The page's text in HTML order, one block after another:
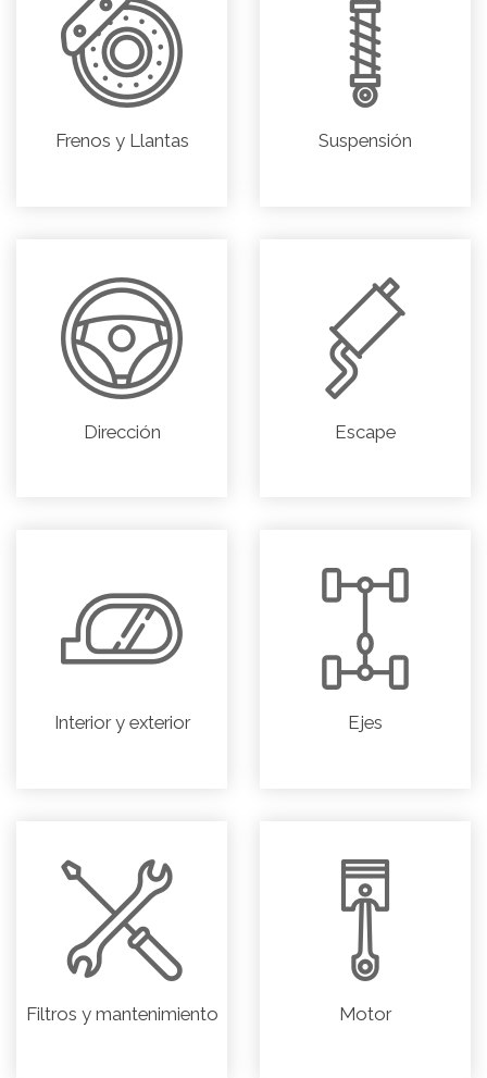
Frenos y Llantas Suspensión
Dirección Escape
Interior y exterior Ejes
Filtros y mantenimiento Motor